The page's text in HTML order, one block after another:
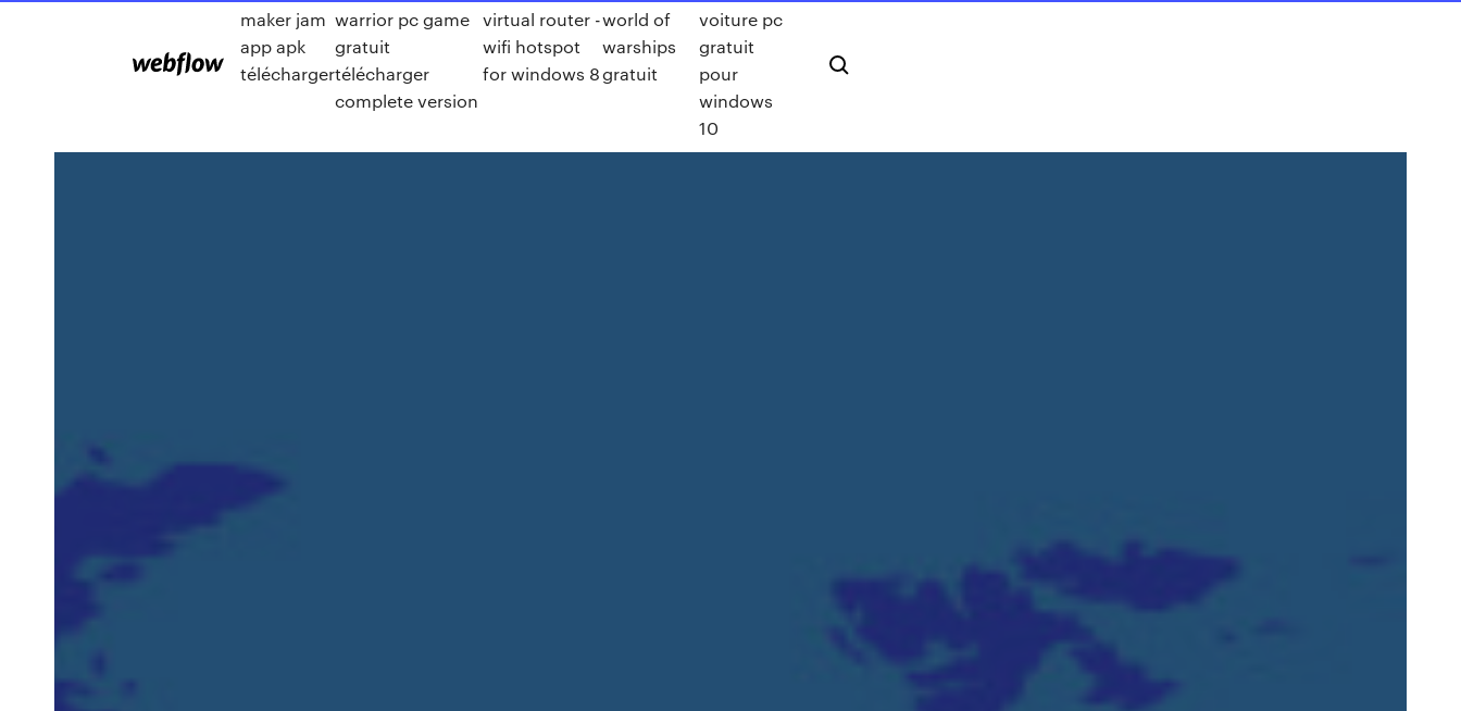
maker jam
app apk
télécharger
warrior pc game
gratuit
télécharger
complete version
virtual router -
wifi hotspot
for windows 8
world of
warships
gratuit
voiture pc
gratuit
pour
windows
10